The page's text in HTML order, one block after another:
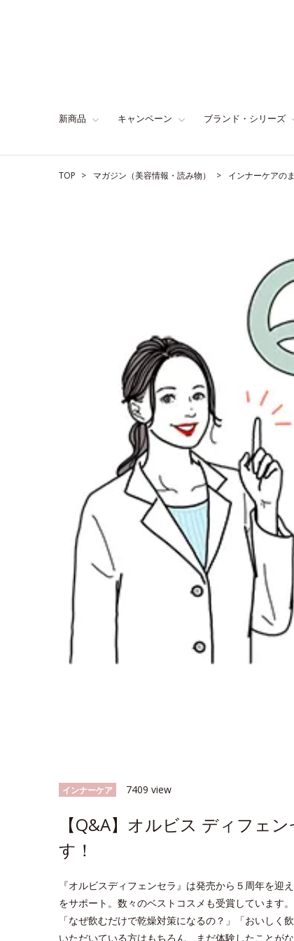
新商品 キャンペーン ブランド・シリーズ
TOP マガジン（美容情報・読み物） インナーケアの
インナーケア 7409 view
【Q&A】オルビス ディフェ
す！
『オルビスディフェンセラ』は発売から５周年を
をサポート。数々のベストコスメも受賞しています
「なぜ飲むだけで乾燥対策になるの？」「おいし
いただいている方はもちろん、まだ体験したことが